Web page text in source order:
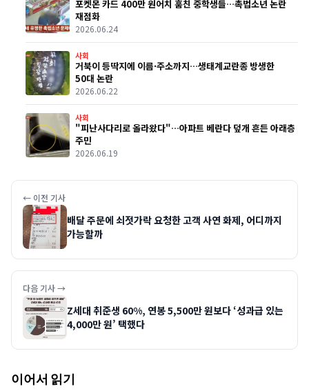
포켓몬 카드 400만 원어치 훔친 중학생들…촉법소년 논란
재점화
2026.06.24
사회
거북이 등딱지에 이름·주소까지…생태계교란종 방생한
50대 논란
2026.06.22
사회
"피난사다리로 올라왔다"…아파트 베란다 덮개 흔든 아래층
주민
2026.06.19
← 이전 기사
배달 주문에 쇠젓가락 요청한 고객 사연 화제, 어디까지
가능할까
다음 기사 →
Z세대 취준생 60%, 연봉 5,500만 원보다 ‘성과급 있는
4,000만 원’ 택했다
이어서 읽기